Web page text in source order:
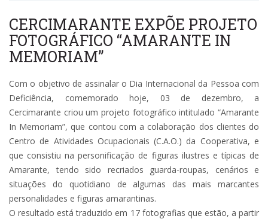
CERCIMARANTE EXPÕE PROJETO
FOTOGRÁFICO “AMARANTE IN
MEMORIAM”
Com o objetivo de assinalar o Dia Internacional da Pessoa com
Deficiência, comemorado hoje, 03 de dezembro, a
Cercimarante criou um projeto fotográfico intitulado “Amarante
In Memoriam”, que contou com a colaboração dos clientes do
Centro de Atividades Ocupacionais (C.A.O.) da Cooperativa, e
que consistiu na personificação de figuras ilustres e típicas de
Amarante, tendo sido recriados guarda-roupas, cenários e
situações do quotidiano de algumas das mais marcantes
personalidades e figuras amarantinas.
O resultado está traduzido em 17 fotografias que estão, a partir